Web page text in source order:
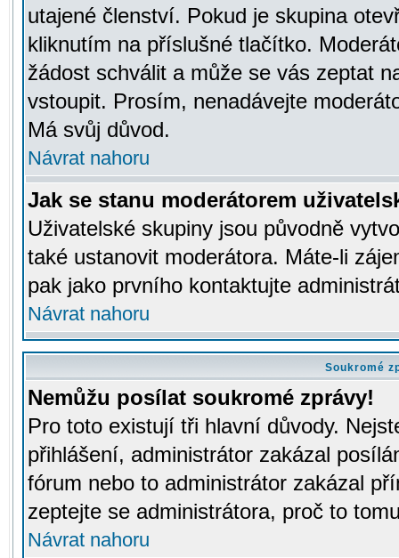
utajené členství. Pokud je skupina
kliknutím na příslušné tlačítko.
žádost schválit a může se vás zeptat
vstoupit. Prosím, nenadávejte
Má svůj důvod.
Návrat nahoru
Jak se stanu moderátorem
Uživatelské skupiny jsou původně
také ustanovit moderátora. Máte-li
pak jako prvního kontaktujte
Návrat nahoru
Soukromé
Nemůžu posílat soukromé zprávy!
Pro toto existují tři hlavní důvody.
přihlášení, administrátor zakázal
fórum nebo to administrátor zakázal
zeptejte se administrátora, proč to
Návrat nahoru